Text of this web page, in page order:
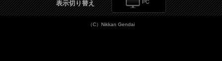
表示切り替え
（C）Nikkan Gendai